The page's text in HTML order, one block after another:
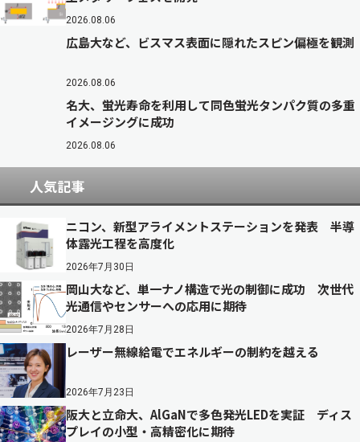
2026.08.06
広島大など、ビスマス表面に隠れたスピン偏極を観測
2026.08.06
名大、蛍光寿命を利用して同色蛍光タンパク質の多重
イメージングに成功
2026.08.06
人気記事
ニコン、新型アライメントステーションを発表 半導
体露光工程を高度化
2026年7月30日
岡山大など、単一ナノ構造で光の制御に成功 次世代
光通信やセンサーへの応用に期待
2026年7月28日
レーザー無線給電でエネルギーの制約を越える
2026年7月23日
阪大と立命大、AlGaNで多色発光LEDを実証 ディス
プレイの小型・高精密化に期待